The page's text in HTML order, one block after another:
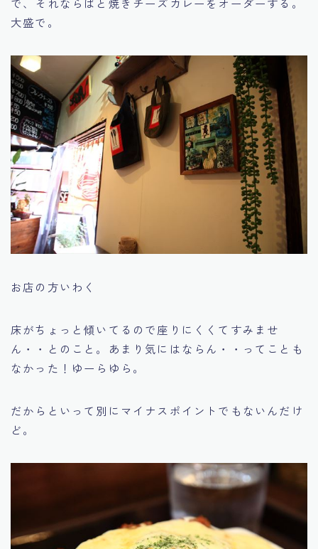
大盛で。
お店の方いわく
床がちょっと傾いてるので座りにくくてすみませ
ん・・とのこと。あまり気にはならん・・ってことも
なかった！ゆーらゆら。
だからといって別にマイナスポイントでもないんだけ
ど。